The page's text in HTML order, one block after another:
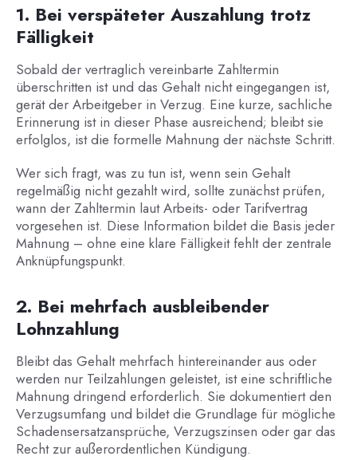
1. Bei verspäteter Auszahlung trotz
Fälligkeit
Sobald der vertraglich vereinbarte Zahltermin
überschritten ist und das Gehalt nicht eingegangen ist,
gerät der Arbeitgeber in Verzug. Eine kurze, sachliche
Erinnerung ist in dieser Phase ausreichend; bleibt sie
erfolglos, ist die formelle Mahnung der nächste Schritt.
Wer sich fragt, was zu tun ist, wenn sein Gehalt
regelmäßig nicht gezahlt wird, sollte zunächst prüfen,
wann der Zahltermin laut Arbeits- oder Tarifvertrag
vorgesehen ist. Diese Information bildet die Basis jeder
Mahnung – ohne eine klare Fälligkeit fehlt der zentrale
Anknüpfungspunkt.
2. Bei mehrfach ausbleibender
Lohnzahlung
Bleibt das Gehalt mehrfach hintereinander aus oder
werden nur Teilzahlungen geleistet, ist eine schriftliche
Mahnung dringend erforderlich. Sie dokumentiert den
Verzugsumfang und bildet die Grundlage für mögliche
Schadensersatzansprüche, Verzugszinsen oder gar das
Recht zur außerordentlichen Kündigung.